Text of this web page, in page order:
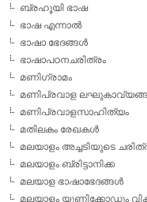
ബ്രഹൂയി ഭാഷ
ഭാഷ എന്നാല്‍
ഭാഷാ ഭേദങ്ങള്‍
ഭാഷാപഠനചരിത്രം
മണിഗ്രാമം
മണിപ്രവാള
മണിപ്രവാളസാഹിത്യം
മതിലകം രേഖകള്‍
മലയാളം അച്ചടിയുടെ
മലയാളം ബ്രിട്ടാനിക്ക
മലയാള ഭാഷാഭേദങ്ങള്‍
മലയാളം യൂണിക്കോഡും